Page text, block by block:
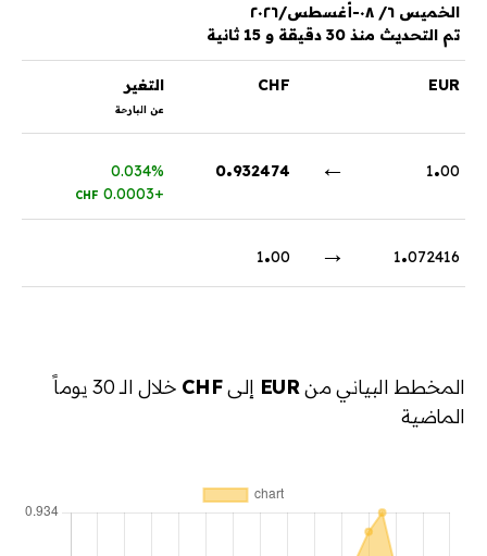
الخميس ٦/ ٠٨-أغسطس/٢٠٢٦
تم التحديث منذ 30 دقيقة و 15 ثانية
EUR
CHF التغير
عن البارحة
1.00
←
0.932474
0.034%
+0.0003
CHF
1.072416
→
1.00
المخطط البياني منEUR إلىCHF
خلال الـ 30 يوماً
الماضية